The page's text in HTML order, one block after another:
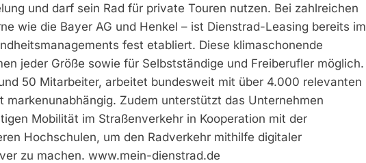
und darf sein Rad für private Touren nutzen. Bei zahlreichen
wie die Bayer AG und Henkel – ist Dienstrad-Leasing bereits im
fest etabliert. Diese klimaschonende
jeder Größe sowie für Selbstständige und Freiberufler möglich.
50 Mitarbeiter, arbeitet bundesweit mit über 4.000 relevanten
markenunabhängig. Zudem unterstützt das Unternehmen
Mobilität im Straßenverkehr in Kooperation mit der
Hochschulen, um den Radverkehr mithilfe digitaler
zu machen. www.mein-dienstrad.de